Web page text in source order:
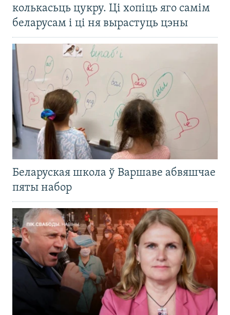
колькасьць цукру. Ці хопіць яго самім
беларусам і ці ня вырастуць цэны
Беларуская школа ў Варшаве абвяшчае
пяты набор